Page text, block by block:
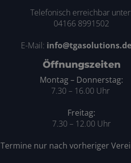
Telefonisch erreichbar
04166 8991502
E-Mail: info@tgasolutions.de
Öffnungszeiten
Montag – Donnerstag:
7.30 – 16.00 Uhr
Freitag:
7.30 – 12.00 Uhr
Termine nur nach vorheriger